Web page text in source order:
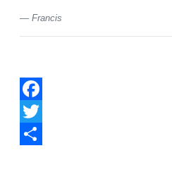
Francis
Facebook
Twitter